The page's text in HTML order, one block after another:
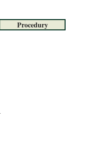
Procedury